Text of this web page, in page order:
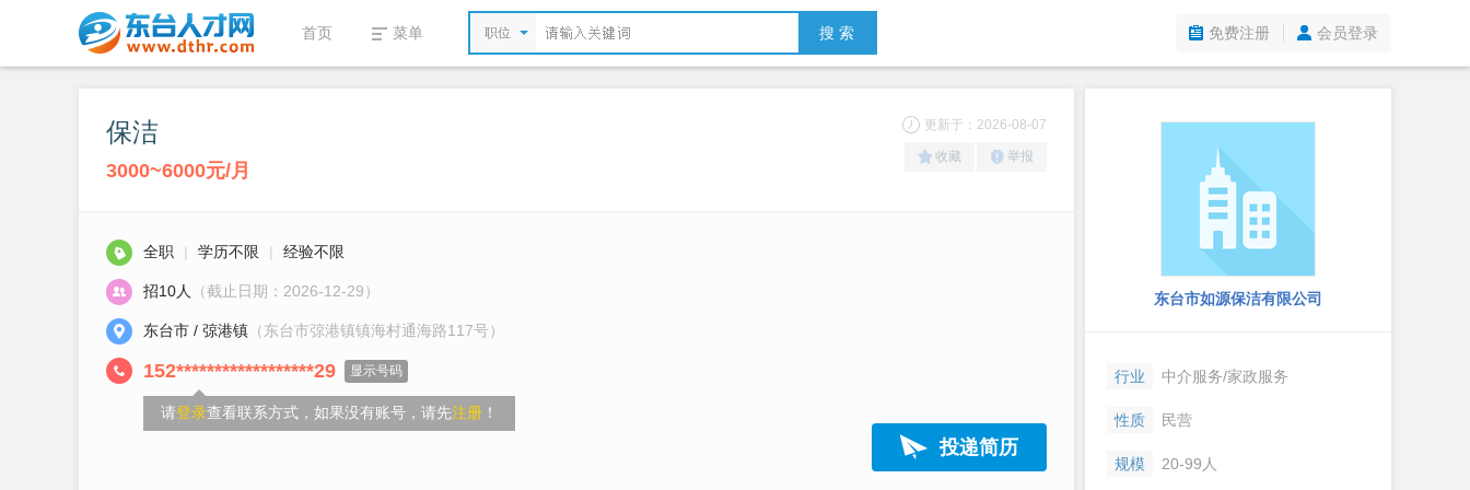
首页 菜单 职位 搜 索 免费注册 会员登录
保洁
3000~6000元/月
更新于：2026-08-07
收藏 举报
全职 | 学历不限 | 经验不限
招10人 （截止日期：2026-12-29）
东台市 / 弶港镇 （东台市弶港镇镇海村通海路117号）
152******************29 显示号码
请登录查看联系方式，如果没有账号，请先注册 ！
投递简历
东台市如源保洁有限公司
行业 中介服务/家政服务
性质 民营
规模 20-99人